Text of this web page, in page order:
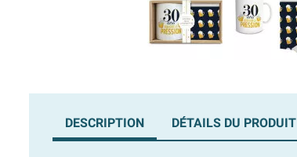
DESCRIPTION DÉTAILS DU PRODUIT